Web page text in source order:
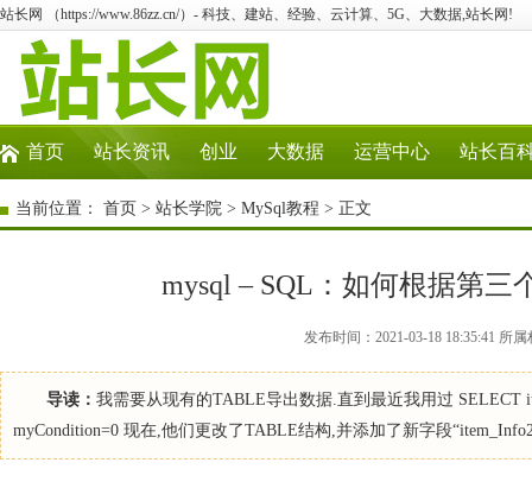
站长网 （https://www.86zz.cn/）- 科技、建站、经验、云计算、5G、大数据,站长网!
首页 站长资讯 创业 大数据 运营中心 站长百
当前位置： 首页 > 站长学院 > MySql教程 > 正文
mysql – SQL：如何根据第
发布时间：2021-03-18 18:35:41 所
导读： 我需要从现有的TABLE导出数据.直到最近我用过 SELECT
myCondition=0 现在,他们更改了TABLE结构,并添加了新字段